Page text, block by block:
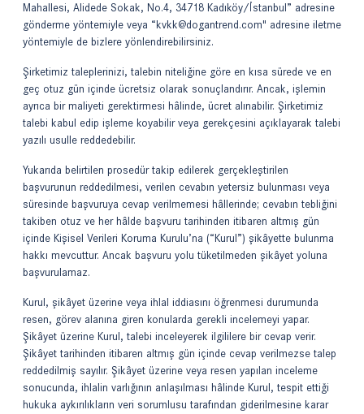
Mahallesi, Alidede Sokak, No.4, 34718 Kadıköy/İstanbul” adresine
gönderme yöntemiyle veya “kvkk@dogantrend.com" adresine iletme
yöntemiyle de bizlere yönlendirebilirsiniz.
Şirketimiz taleplerinizi, talebin niteliğine göre en kısa sürede ve en
geç otuz gün içinde ücretsiz olarak sonuçlandırır. Ancak, işlemin
ayrıca bir maliyeti gerektirmesi hâlinde, ücret alınabilir. Şirketimiz
talebi kabul edip işleme koyabilir veya gerekçesini açıklayarak talebi
yazılı usulle reddedebilir.
Yukarıda belirtilen prosedür takip edilerek gerçekleştirilen
başvurunun reddedilmesi, verilen cevabın yetersiz bulunması veya
süresinde başvuruya cevap verilmemesi hâllerinde; cevabın tebliğini
takiben otuz ve her hâlde başvuru tarihinden itibaren altmış gün
içinde Kişisel Verileri Koruma Kurulu’na (“Kurul”) şikâyette bulunma
hakkı mevcuttur. Ancak başvuru yolu tüketilmeden şikâyet yoluna
başvurulamaz.
Kurul, şikâyet üzerine veya ihlal iddiasını öğrenmesi durumunda
resen, görev alanına giren konularda gerekli incelemeyi yapar.
Şikâyet üzerine Kurul, talebi inceleyerek ilgililere bir cevap verir.
Şikâyet tarihinden itibaren altmış gün içinde cevap verilmezse talep
reddedilmiş sayılır. Şikâyet üzerine veya resen yapılan inceleme
sonucunda, ihlalin varlığının anlaşılması hâlinde Kurul, tespit ettiği
hukuka aykırılıkların veri sorumlusu tarafından giderilmesine karar